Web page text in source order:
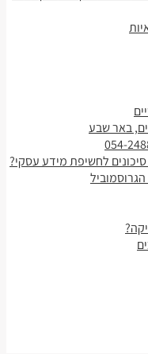
באר שבע
לחשיפת מידע עסקי?